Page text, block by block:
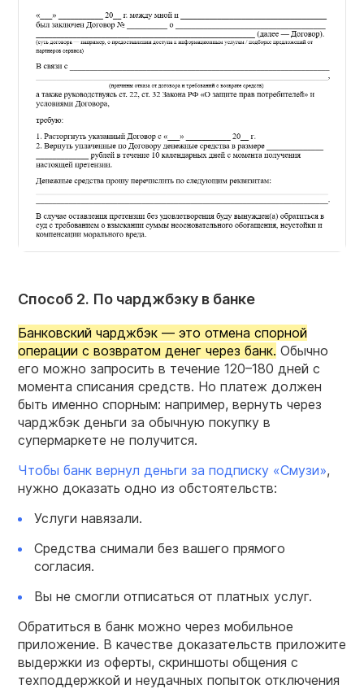
Способ 2. По чарджбэку в банке
Банковский чарджбэк — это отмена спорной
операции с возвратом денег через банк. Обычно
его можно запросить в течение 120–180 дней с
момента списания средств. Но платеж должен
быть именно спорным: например, вернуть через
чарджбэк деньги за обычную покупку в
супермаркете не получится.
Чтобы банк вернул деньги за подписку «Смузи»,
нужно доказать одно из обстоятельств:
Услуги навязали.
Средства снимали без вашего прямого
согласия.
Вы не смогли отписаться от платных услуг.
Обратиться в банк можно через мобильное
приложение. В качестве доказательств приложите
выдержки из оферты, скриншоты общения с
техподдержкой и неудачных попыток отключения